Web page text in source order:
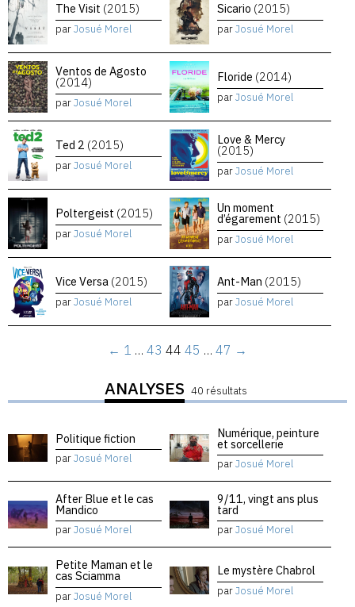
The Visit (2015)
parJosué Morel
Sicario (2015)
parJosué Morel
Ventos de Agosto
(2014)
parJosué Morel
Floride (2014)
parJosué Morel
Ted 2 (2015)
parJosué Morel
Love & Mercy
(2015)
parJosué Morel
Poltergeist (2015)
parJosué Morel
Un moment
d’égarement (2015)
parJosué Morel
Vice Versa (2015)
parJosué Morel
Ant-Man (2015)
parJosué Morel
← 1 … 43 44 45 … 47 →
ANALYSES 40 résultats
Politique fiction
parJosué Morel
Numérique, peinture
et sorcellerie
parJosué Morel
After Blue et le cas
Mandico
parJosué Morel
9/11, vingt ans plus
tard
parJosué Morel
Petite Maman et le
cas Sciamma
parJosué Morel
Le mystère Chabrol
parJosué Morel